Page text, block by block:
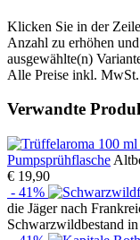
Klicken Sie in der
Anzahl zu erhöhen
ausgewählte(n)
Alle Preise inkl.
Verwandte
Pumpsprühflasche
€ 19,90
- 41%
die Jäger nach
Schwarzwildbestand